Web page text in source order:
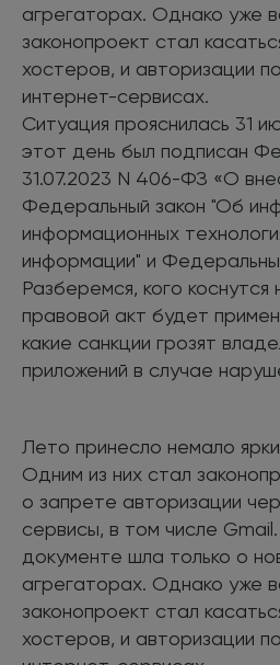
агрегаторах. Однако уже
законопроект стал
хостеров, и авторизации
интернет-сервисах.
Ситуация прояснилась 31
этот день был подписан
31.07.2023 N 406-ФЗ «О
Федеральный закон "Об
информационных
информации" и
Разберемся, кого коснутся
правовой акт будет
какие санкции грозят
приложений в случае
Лето принесло немало
Одним из них стал
о запрете авторизации
сервисы, в том числе
документе шла только о
агрегаторах. Однако уже
законопроект стал
хостеров, и авторизации